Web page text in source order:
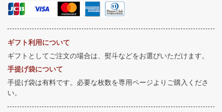
ギフト利用について
ギフトとしてご注文の場合は、熨斗などをお選びいただけます。
手提げ袋について
手提げ袋は有料です。必要な枚数を専用ページよりご購入くださ
い。